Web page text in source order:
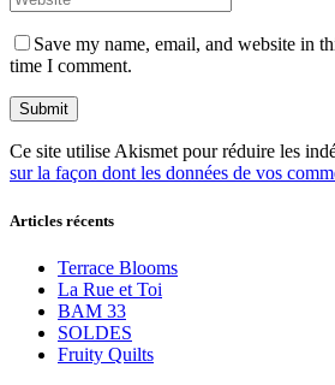
Save my name, email, and website in
time I comment.
Ce site utilise Akismet pour réduire les
sur la façon dont les données de vos
Articles récents
Terrace Blooms
La Rue et Toi
BAM 33
SOLDES
Fruity Quilts